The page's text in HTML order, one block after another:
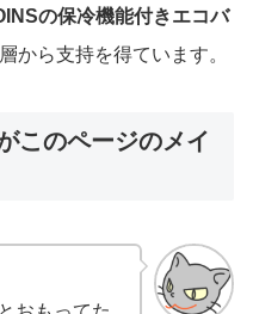
の保冷機能付きエコバ
から支持を得ています。
このページのメイ